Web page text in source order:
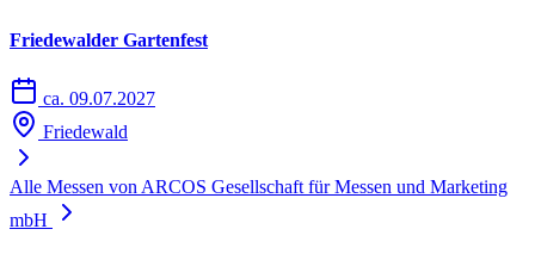
Friedewalder Gartenfest
ca. 09.07.2027
Friedewald
Alle Messen von ARCOS Gesellschaft für Messen und Marketing
mbH